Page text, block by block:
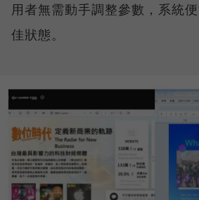
用者無需動手調整參數，系統
佳狀態。